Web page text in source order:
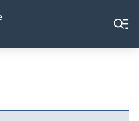
Øystre
Slidre
Meny